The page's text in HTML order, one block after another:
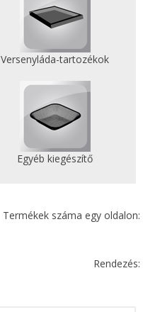
Versenyláda-tartozékok
Egyéb kiegészítő
Termékek száma egy oldalon:
Rendezés: